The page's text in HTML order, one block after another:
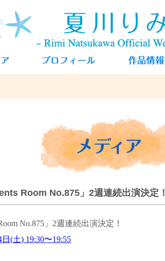
Room No.875」2週連続出演決定！
No.875」2週連続出演決定！
日(土) 19:30〜19:55